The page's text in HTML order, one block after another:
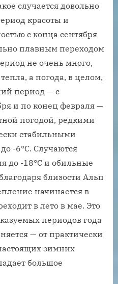
случается довольно
красоты и
с конца сентября
плавным переходом
не очень много,
а погода, в целом,
период — с
и по конец февраля —
погодой, редкими
стабильными
-6°С. Случаются
до -18°С и обильные
близости Альп
начинается в
в лето в мае. Это
периодов года
— от практически
зимних
большое